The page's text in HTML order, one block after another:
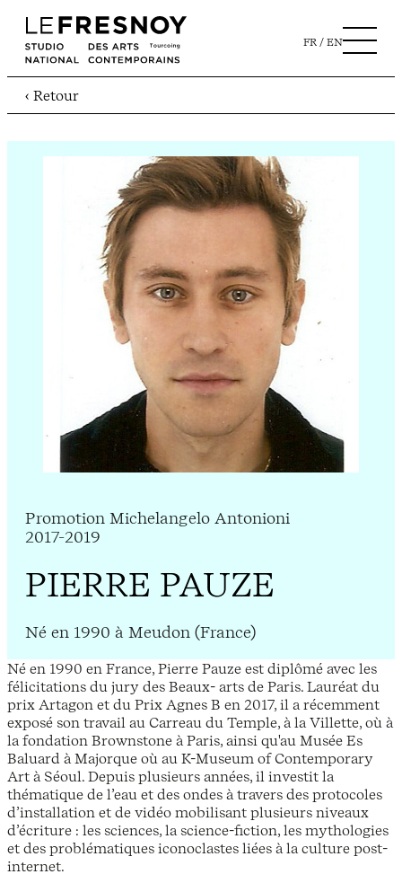
FR EN
‹ Retour
Promotion Michelangelo Antonioni
2017-2019
PIERRE PAUZE
Né en 1990 à Meudon (France)
Né en 1990 en France, Pierre Pauze est diplômé avec les
félicitations du jury des Beaux- arts de Paris. Lauréat du
prix Artagon et du Prix Agnes B en 2017, il a récemment
exposé son travail au Carreau du Temple, à la Villette, où à
la fondation Brownstone à Paris, ainsi qu'au Musée Es
Baluard à Majorque où au K-Museum of Contemporary
Art à Séoul. Depuis plusieurs années, il investit la
thématique de l’eau et des ondes à travers des protocoles
d’installation et de vidéo mobilisant plusieurs niveaux
d’écriture : les sciences, la science-fiction, les mythologies
et des problématiques iconoclastes liées à la culture post-
internet.